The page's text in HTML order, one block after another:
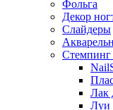
Фольга
Декор
Слайдеры
Стемпинг
Лак
Луи